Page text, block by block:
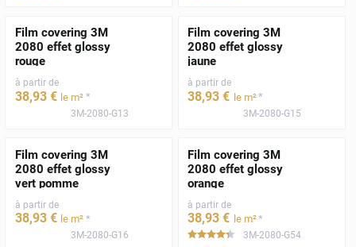
Film covering 3M
2080 effet glossy
rouge
à partir de
38,93 € le m² *
3M-2080-G13
Film covering 3M
2080 effet glossy
jaune
à partir de
38,93 € le m²*
3M-2080-G15
Film covering 3M
2080 effet glossy
vert pomme
à partir de
38,93 € le m² *
3M-2080-G16
Film covering 3M
2080 effet glossy
orange
à partir de
38,93 € le m²*
*****3M-2080-G54